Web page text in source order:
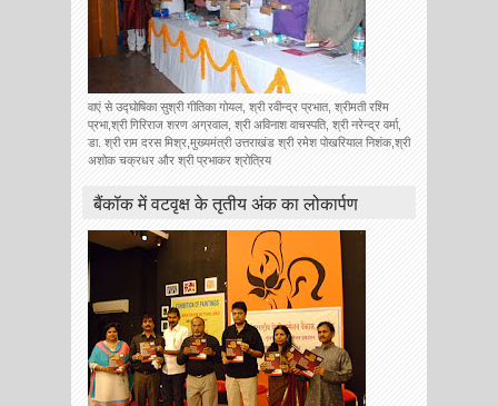
वाएं से उद्घोषिका सुश्री गीतिका गोयल, श्री रवीन्द्र प्रभात, श्रीमती रश्मि
प्रभा,श्री गिरिराज शरण अग्रवाल, श्री अविनाश वाचस्पति, श्री नरेन्द्र वर्मा,
डा. श्री राम दरस मिश्र,मुख्यमंत्री उत्तराखंड श्री रमेश पोखरियाल निशंक,श्री
अशोक चक्रधर और श्री प्रभाकर श्रोत्रिय
बैंकॉक में वटवृक्ष के तृतीय अंक का लोकार्पण